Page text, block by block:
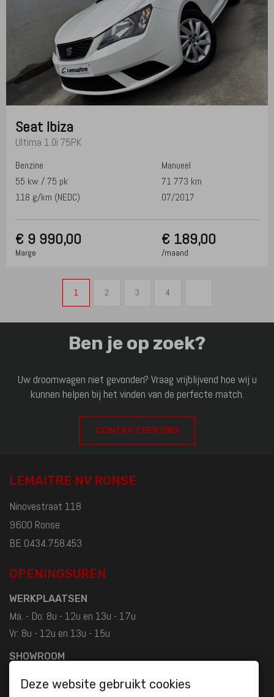
Seat Ibiza
Ultima 1.0i 75PK
Benzine
Manueel
55 kw / 75 pk
71 773 km
118 g/km (NEDC)
07/2017
€ 9 990,00
Marge
€ 189,00
/maand
1 2 3 4
Ben je op zoek?
Uw droomwagen niet gevonden? Vraag vrijblijvend hoe wij u
kunnen helpen bij het vinden van de perfecte match.
CONTACTEER ONS
LEMAITRE NV RONSE
Ninovestraat 118
9600 Ronse
BE 0434.758.453
OPENINGSUREN
WERKPLAATSEN
Ma. - Do: 8u - 12u en 13u - 17u
Vr: 8u - 12u en 13u - 15u
SHOWROOM
Vr: 8u30 - 12u en 13u - 17u30
Deze website gebruikt cookies